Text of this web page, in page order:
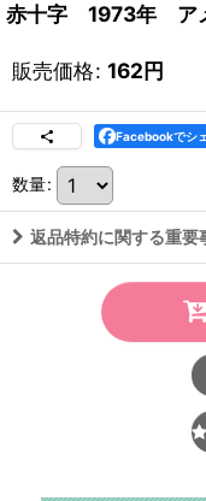
赤十字 1973年 ア
販売価格: 162円
Facebookでシ
数量:
返品特約に関する重要